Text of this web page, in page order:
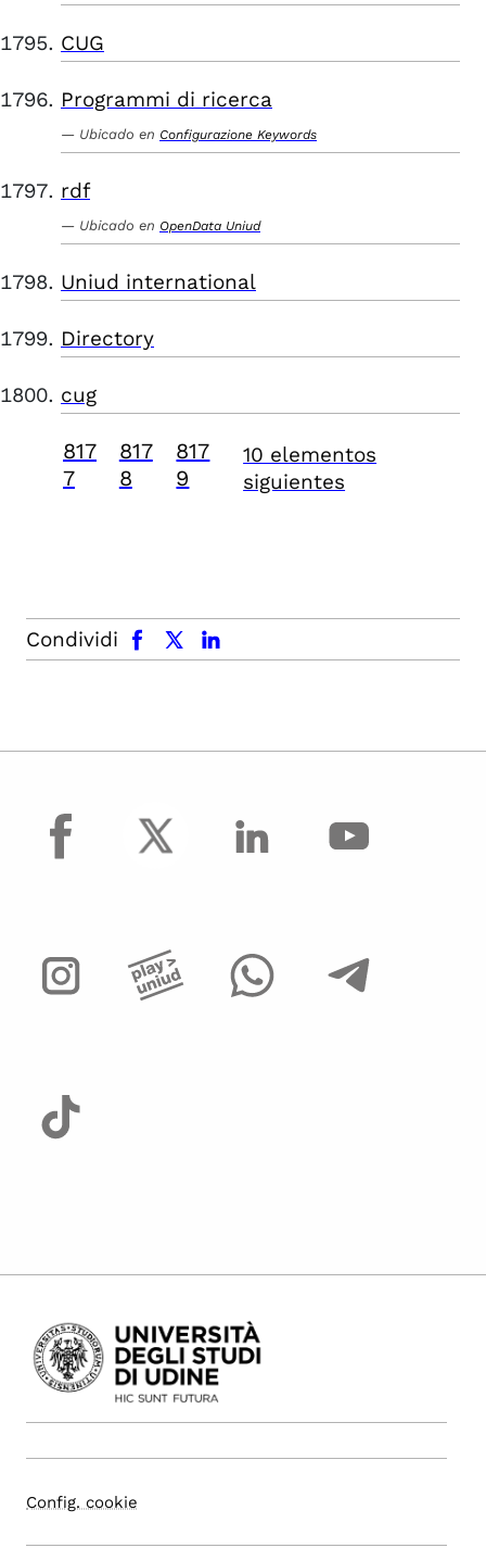
CUG
Programmi di ricerca
Ubicado en Configurazione Keywords
rdf
Ubicado en OpenData Uniud
Uniud international
Directory
cug
817
7
817
8
817
9
10 elementos
siguientes
Condividi
facebook x.com linkedin
facebook
Config. cookie